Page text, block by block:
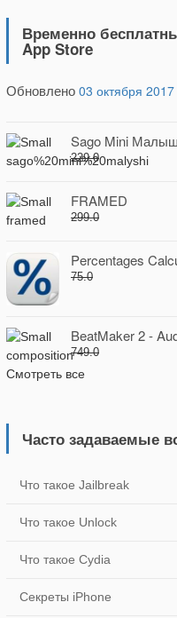
Временно
App Store
Обновлено 03 октября 2017
Sago Mini
229.0
FRAMED
299.0
Percentages
75.0
BeatMaker 2 -
749.0
Смотреть все
Часто задаваемые
Что такое Jailbreak
Что такое Unlock
Что такое Cydia
Секреты iPhone